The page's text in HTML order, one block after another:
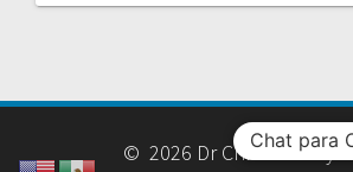
© 2026 Dr ChristianChat para